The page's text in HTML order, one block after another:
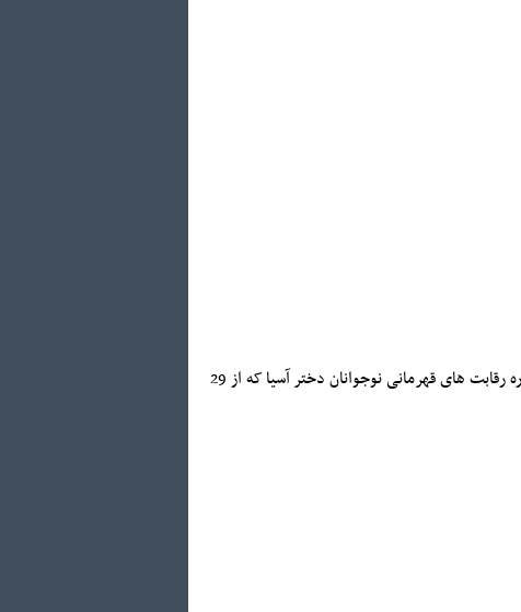
لازم به ذکراست تیم ملی هندبال نوجوانان دختر خود را برای حضور در نهمین دوره رقابت های قهرمانی نوجوانان دختر آسیا که از 29